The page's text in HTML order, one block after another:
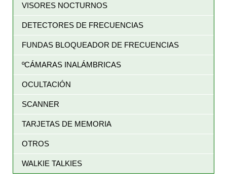
VISORES NOCTURNOS
DETECTORES DE FRECUENCIAS
FUNDAS BLOQUEADOR DE FRECUENCIAS
ºCÁMARAS INALÁMBRICAS
OCULTACIÓN
SCANNER
TARJETAS DE MEMORIA
OTROS
WALKIE TALKIES